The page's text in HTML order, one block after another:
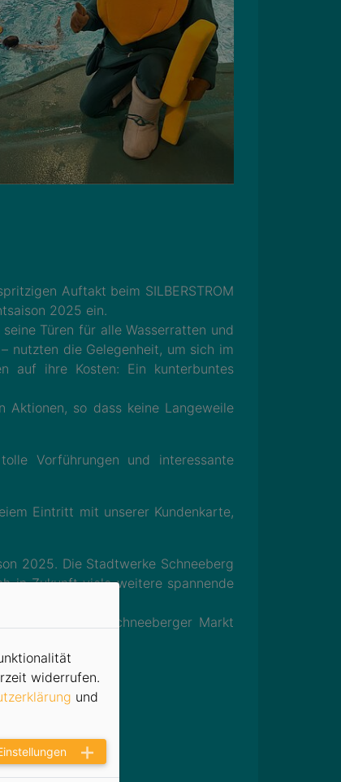
Auftakt beim SILBERSTROM
2025 ein.
Türen für alle Wasserratten und
nutzten die Gelegenheit, um sich im
auf ihre Kosten: Ein kunterbuntes
Aktionen, so dass keine Langeweile
Vorführungen und interessante
Eintritt mit unserer Kundenkarte,
2025. Die Stadtwerke Schneeberg
in Zukunft viele weitere spannende
auf dem Schneeberger Markt
widerrufen.
und